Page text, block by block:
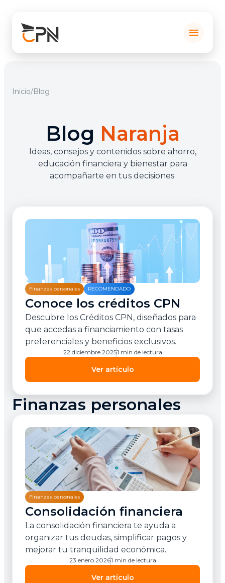
menu
Inicio/Blog
Blog Naranja
Ideas, consejos y contenidos sobre ahorro,
educación financiera y bienestar para
acompañarte en tus decisiones.
Finanzas personales RECOMENDADO
Conoce los créditos CPN
Descubre los Créditos CPN, diseñados para
que accedas a financiamiento con tasas
preferenciales y beneficios exclusivos.
Ver artículo
22 diciembre 20251 min de lectura
Finanzas personales
Finanzas personales
Consolidación financiera
La consolidación financiera te ayuda a
organizar tus deudas, simplificar pagos y
mejorar tu tranquilidad económica.
Ver artículo
23 enero 20261 min de lectura